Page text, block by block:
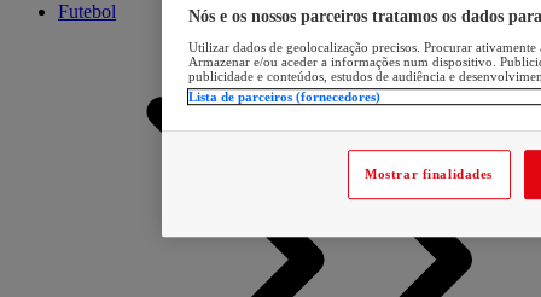
Futebol Nós e os nossos parceiros tratamos os dados
Utilizar dados de geolocalização precisos. Procurar
Armazenar e/ou aceder a informações num dispositivo.
publicidade e conteúdos, estudos de audiência e
Lista de parceiros (fornecedores)
Mostrar finalidades